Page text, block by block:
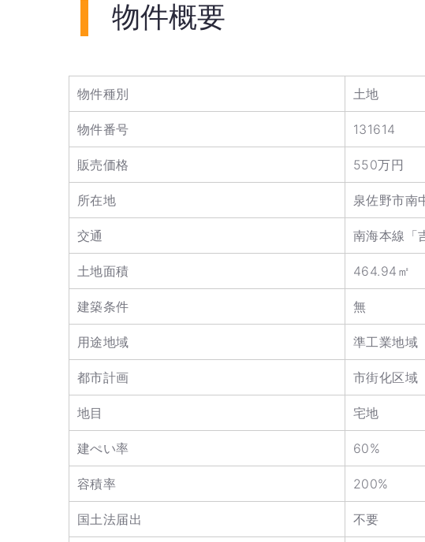
物件概要
物件種別 土地
物件番号 131614
販売価格 550万円
所在地 泉佐野市南
交通 南海本線「
土地面積 464.94㎡
建築条件 無
用途地域 準工業地域
都市計画 市街化区域
地目 宅地
建ぺい率 60%
容積率 200%
国土法届出 不要